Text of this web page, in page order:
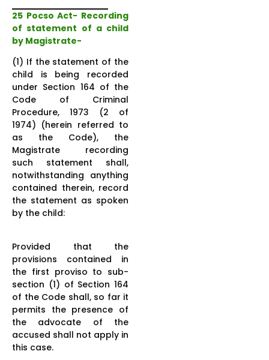
25 Pocso Act- Recording
of statement of a child
by Magistrate-
(1) If the statement of the
child is being recorded
under Section 164 of the
Code of Criminal
Procedure, 1973 (2 of
1974) (herein referred to
as the Code), the
Magistrate recording
such statement shall,
notwithstanding anything
contained therein, record
the statement as spoken
by the child:
Provided that the
provisions contained in
the first proviso to sub-
section (1) of Section 164
of the Code shall, so far it
permits the presence of
the advocate of the
accused shall not apply in
this case.